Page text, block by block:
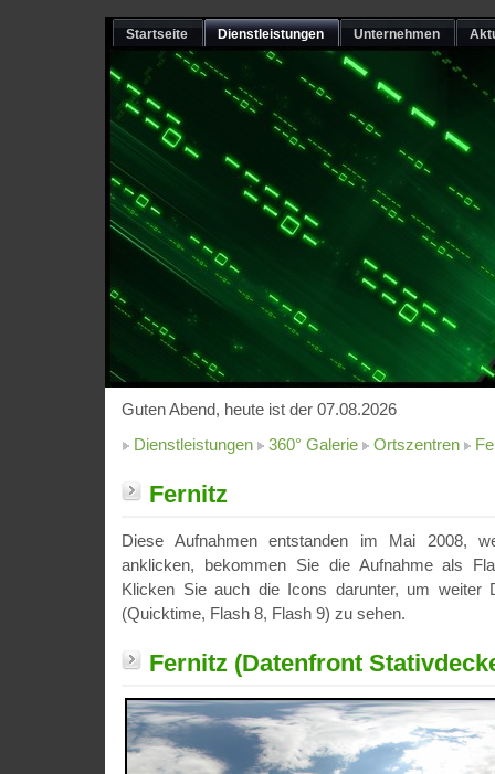
Startseite Dienstleistungen Unternehmen
Guten Abend, heute ist der 07.08.2026
Dienstleistungen
360° Galerie Ortszentren
Fernitz
Diese Aufnahmen entstanden im Mai 2008,
anklicken, bekommen Sie die Aufnahme als
Klicken Sie auch die Icons darunter, um weiter
(Quicktime, Flash 8, Flash 9) zu sehen.
Fernitz (Datenfront